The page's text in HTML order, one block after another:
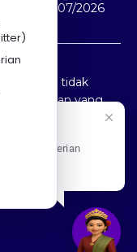
30/07/2026
adalah tidak
kerugian yang
maklumat
SENI
Kementerian